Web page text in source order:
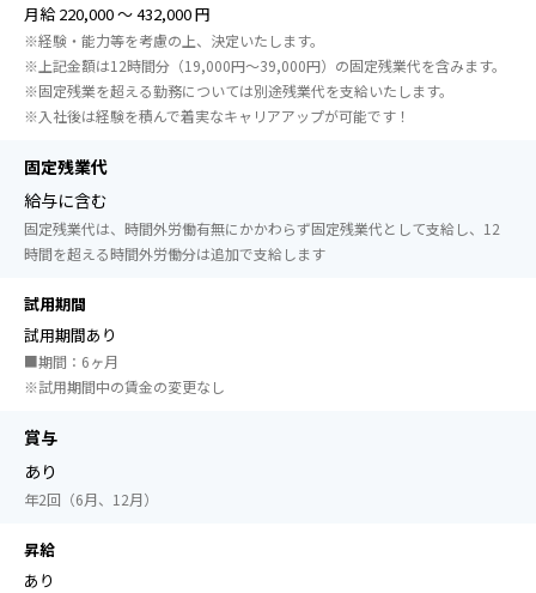
月給 220,000 ～ 432,000 円
※経験・能力等を考慮の上、決定いたします。
※上記金額は12時間分（19,000円～39,000円）の固定残業代を含みます。
※固定残業を超える勤務については別途残業代を支給いたします。
※入社後は経験を積んで着実なキャリアアップが可能です！
固定残業代
給与に含む
固定残業代は、時間外労働有無にかかわらず固定残業代として支給し、12
時間を超える時間外労働分は追加で支給します
試用期間
試用期間あり
■期間：6ヶ月
※試用期間中の賃金の変更なし
賞与
あり
年2回（6月、12月）
昇給
あり